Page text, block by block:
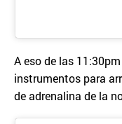
A eso de las
instrumentos para
de adrenalina de la